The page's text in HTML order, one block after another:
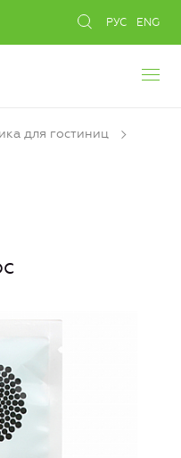
РУС ENG
для гостиниц